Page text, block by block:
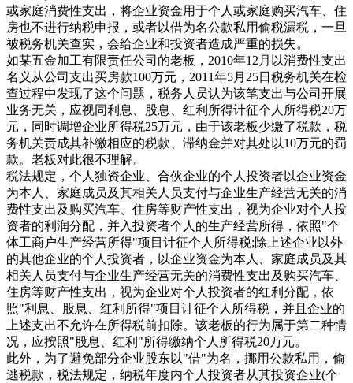
或家庭消费性支出，将企业资金用于个人或家庭购买汽车、住
房也不进行纳税申报，或者以借为名公款私用偷税漏税，一旦
被税务机关查实，会给企业和投资者造成严重的损失。
如某五金加工有限责任公司的老板，2010年12月以消费性支出
名义从公司支出买房款100万元，2011年5月25日税务机关在检
查过程中发现了这个问题，税务人员认为该笔支出与公司开展
业务无关，应视同利息、股息、红利所得计征个人所得税20万
元，同时调增企业所得税25万元，由于该老板少缴了税款，税
务机关责成其补缴相应的税款、滞纳金并对其处以10万元的罚
款。老板对此很不理解。
税法规定，个人独资企业、合伙企业的个人投资者以企业资金
为本人、家庭成员及其相关人员支付与企业生产经营无关的消
费性支出及购买汽车、住房等财产性支出，视为企业对个人投
资者的利润分配，并入投资者个人的生产经营所得，依照"个
体工商户生产经营所得"项目计征个人所得税;除上述企业以外
的其他企业的个人投资者，以企业资金为本人、家庭成员及其
相关人员支付与企业生产经营无关的消费性支出及购买汽车、
住房等财产性支出，视为企业对个人投资者的红利分配，依
照"利息、股息、红利所得"项目计征个人所得税，并且企业的
上述支出不允许在所得税前扣除。该老板的行为属于第二种情
况，应按照"股息、红利"所得缴纳个人所得税20万元。
此外，为了避免部分企业股东以"借"为名，挪用公款私用，偷
逃税款，税法规定，纳税年度内个人投资者从其投资企业(个